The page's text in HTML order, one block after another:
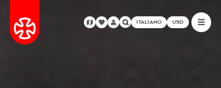
ITALIANO USD